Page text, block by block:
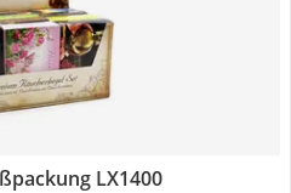
LX1400